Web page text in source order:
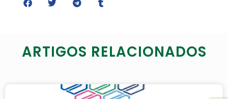
ARTIGOS RELACIONADOS